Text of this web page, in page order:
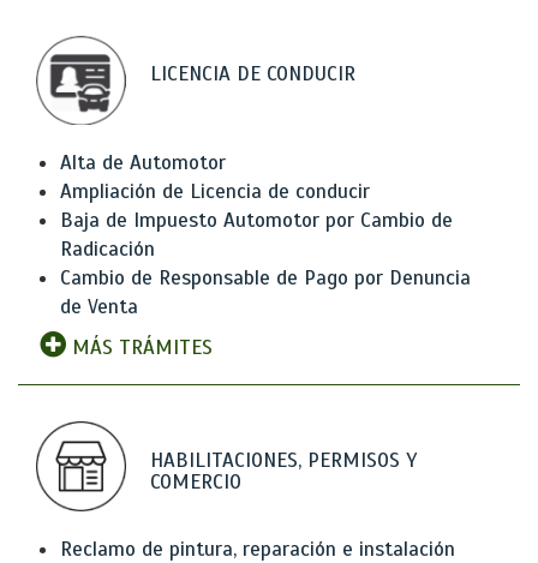
LICENCIA DE CONDUCIR
Alta de Automotor
Ampliación de Licencia de conducir
Baja de Impuesto Automotor por Cambio de
Radicación
Cambio de Responsable de Pago por Denuncia
de Venta
MÁS TRÁMITES
HABILITACIONES, PERMISOS Y
COMERCIO
Reclamo de pintura, reparación e instalación